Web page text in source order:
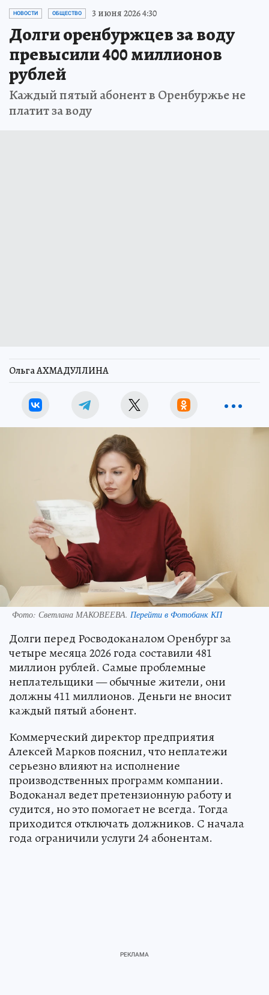
НОВОСТИ ОБЩЕСТВО 3 июня 2026 4:30
Долги оренбуржцев за воду
превысили 400 миллионов
рублей
Каждый пятый абонент в Оренбуржье не
платит за воду
Ольга АХМАДУЛЛИНА
Фото: Светлана МАКОВЕЕВА. Перейти в Фотобанк КП
Долги перед Росводоканалом Оренбург за
четыре месяца 2026 года составили 481
миллион рублей. Самые проблемные
неплательщики — обычные жители, они
должны 411 миллионов. Деньги не вносит
каждый пятый абонент.
Коммерческий директор предприятия
Алексей Марков пояснил, что неплатежи
серьезно влияют на исполнение
производственных программ компании.
Водоканал ведет претензионную работу и
судится, но это помогает не всегда. Тогда
приходится отключать должников. С начала
года ограничили услуги 24 абонентам.